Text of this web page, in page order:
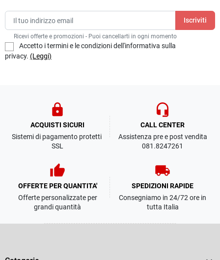
Ricevi offerte e promozioni - Puoi cancellarti in ogni momento
Accetto i termini e le condizioni dell'informativa sulla
privacy. (Leggi)
lock
ACQUISTI SICURI
Sistemi di pagamento protetti
SSL
headset_mic
CALL CENTER
Assistenza pre e post vendita
081.8247261
thumb_up
OFFERTE PER QUANTITA'
Offerte personalizzate per
grandi quantità
local_shipping
SPEDIZIONI RAPIDE
Consegniamo in 24/72 ore in
tutta Italia